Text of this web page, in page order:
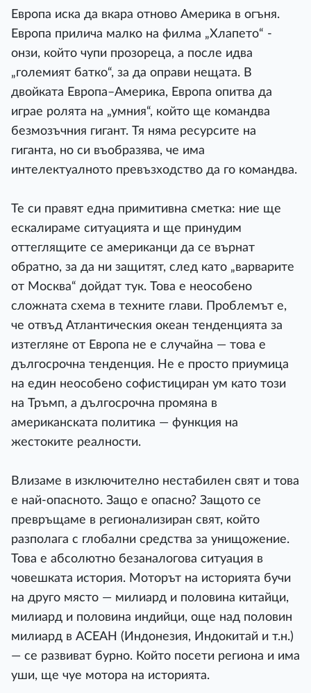
Европа иска да вкара отново Америка в огъня.
Европа прилича малко на филма „Хлапето“ -
онзи, който чупи прозореца, а после идва
„големият батко“, за да оправи нещата. В
двойката Европа–Америка, Европа опитва да
играе ролята на „умния“, който ще командва
безмозъчния гигант. Тя няма ресурсите на
гиганта, но си въобразява, че има
интелектуалното превъзходство да го командва.
Те си правят една примитивна сметка: ние ще
ескалираме ситуацията и ще принудим
оттеглящите се американци да се върнат
обратно, за да ни защитят, след като „варварите
от Москва“ дойдат тук. Това е неособено
сложната схема в техните глави. Проблемът е,
че отвъд Атлантическия океан тенденцията за
изтегляне от Европа не е случайна — това е
дългосрочна тенденция. Не е просто приумица
на един неособено софистициран ум като този
на Тръмп, а дългосрочна промяна в
американската политика — функция на
жестоките реалности.
Влизаме в изключително нестабилен свят и това
е най-опасното. Защо е опасно? Защото се
превръщаме в регионализиран свят, който
разполага с глобални средства за унищожение.
Това е абсолютно безаналогова ситуация в
човешката история. Моторът на историята бучи
на друго място — милиард и половина китайци,
милиард и половина индийци, още над половин
милиард в АСЕАН (Индонезия, Индокитай и т.н.)
— се развиват бурно. Който посети региона и има
уши, ще чуе мотора на историята.